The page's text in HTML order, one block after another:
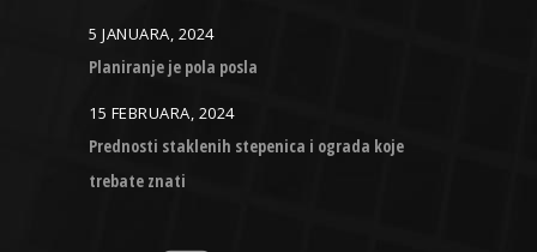
5 JANUARA, 2024
Planiranje je pola posla
15 FEBRUARA, 2024
Prednosti staklenih stepenica i ograda koje
trebate znati